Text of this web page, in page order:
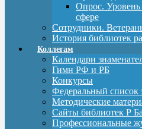
Опрос.
сфере
Сотрудники.
История библиотек
Коллегам
Календари
Гимн РФ и РБ
Конкурсы
Федеральный список
Методические
Сайты библиотек Р
Профессиональные